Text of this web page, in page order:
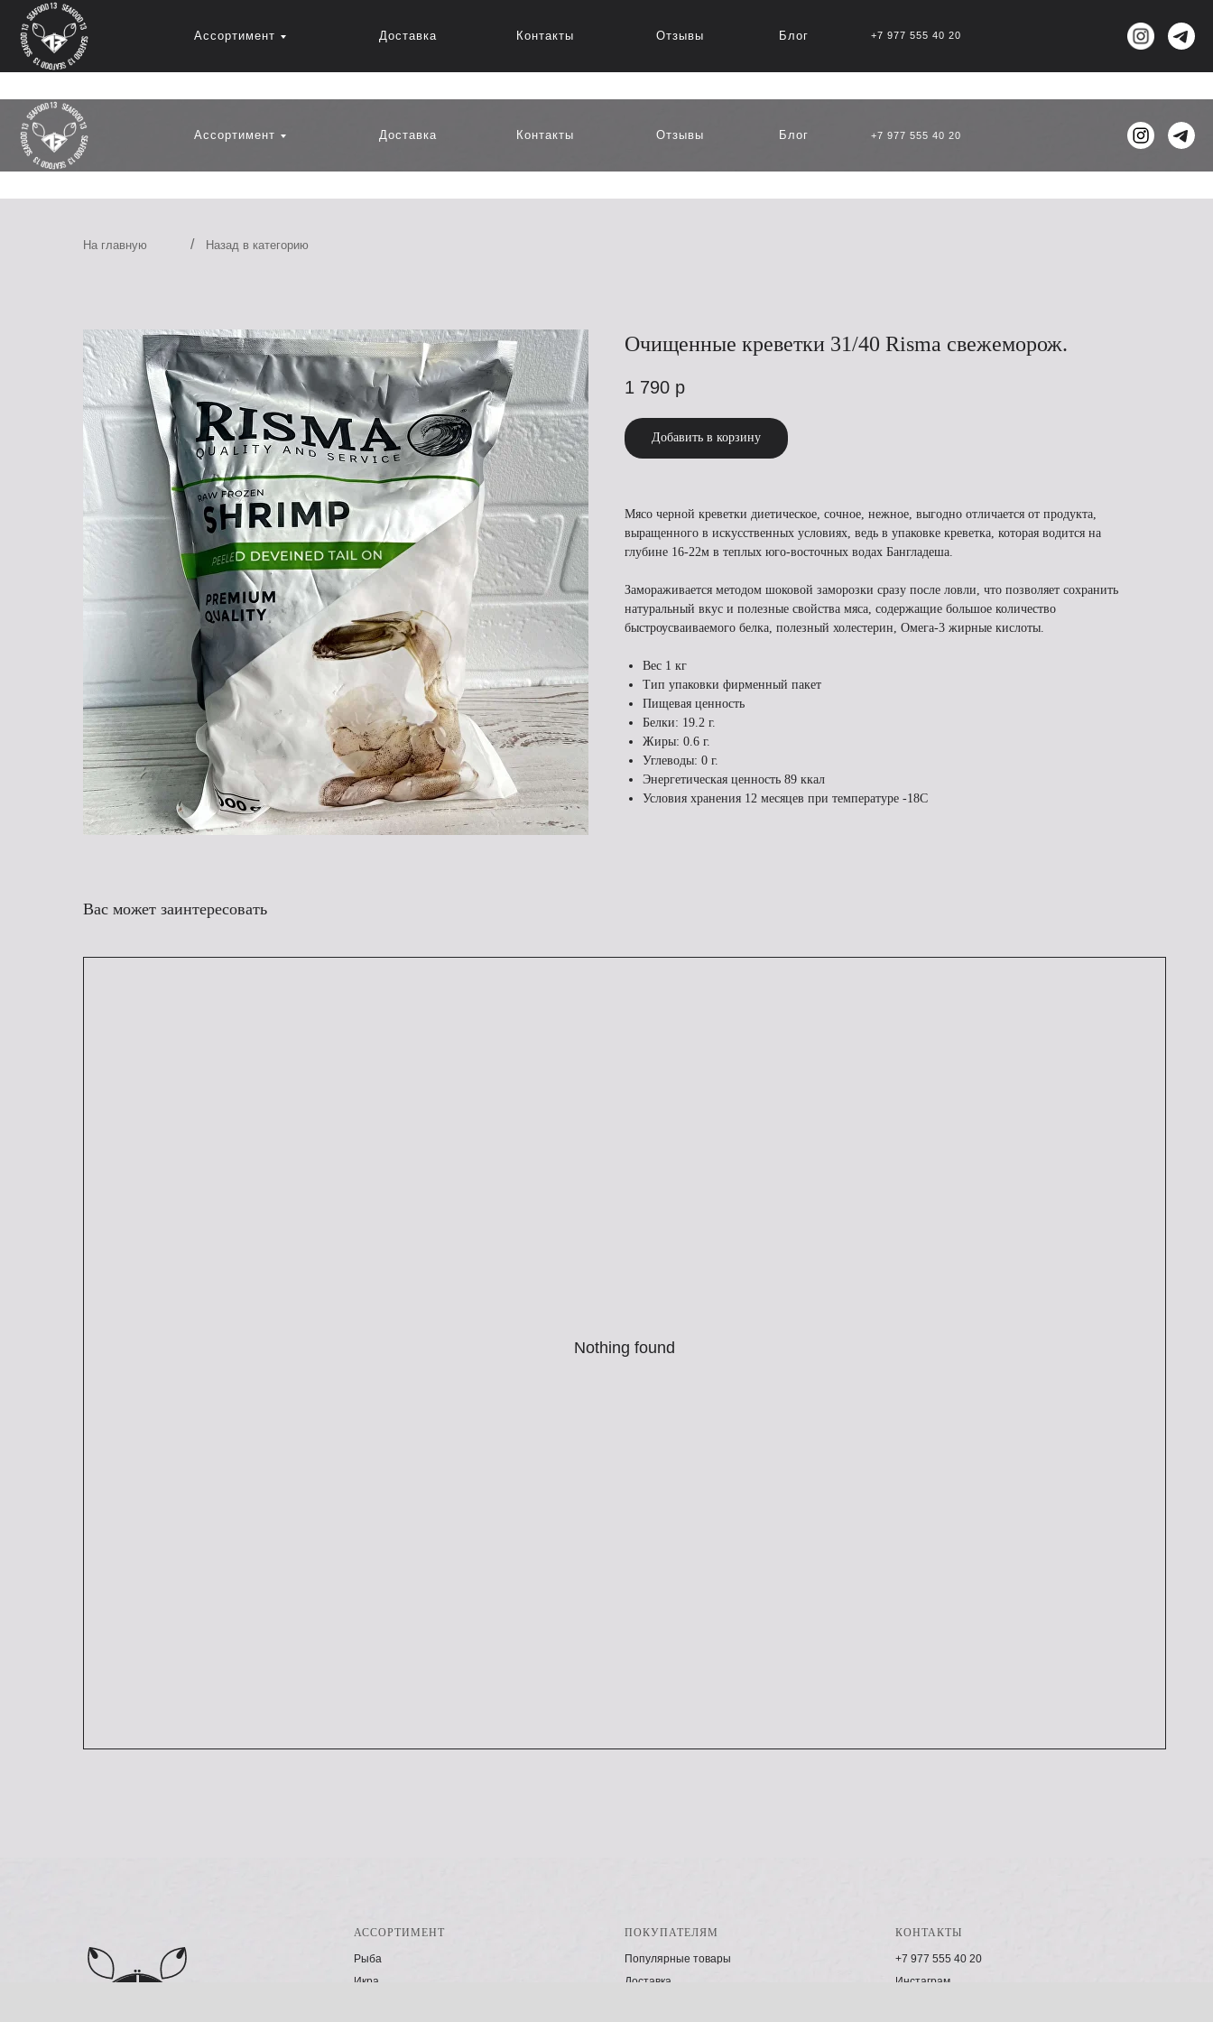
Контакты Отзывы
Доставка
Ассортимент +7 977 555 40 20
Блог
Контакты Отзывы
Доставка
Ассортимент +7 977 555 40 20
Блог
На главную Назад в категорию
/
Очищенные креветки 31/40 Risma свежеморож.
1 790 р
Добавить в корзину
Мясо черной креветки диетическое, сочное, нежное, выгодно отличается от продукта,
выращенного в искусственных условиях, ведь в упаковке креветка, которая водится на
глубине 16-22м в теплых юго-восточных водах Бангладеша.
Замораживается методом шоковой заморозки сразу после ловли, что позволяет сохранить
натуральный вкус и полезные свойства мяса, содержащие большое количество
быстроусваиваемого белка, полезный холестерин, Омега-3 жирные кислоты.
Вес 1 кг
Тип упаковки фирменный пакет
Пищевая ценность
Белки: 19.2 г.
Жиры: 0.6 г.
Углеводы: 0 г.
Энергетическая ценность 89 ккал
Условия хранения 12 месяцев при температуре -18С
Вас может заинтересовать
Nothing found
АССОРТИМЕНТ
Рыба
Икра
ПОКУПАТЕЛЯМ
Популярные товары
Доставка
КОНТАКТЫ
+7 977 555 40 20
Инстаграм